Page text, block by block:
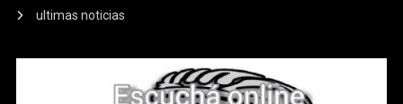
ultimas noticias